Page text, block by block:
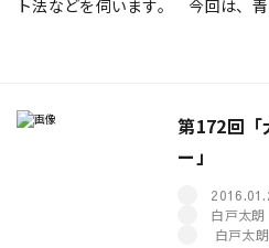
ト法などを伺います。 今回は、
第172回「
ー」
白戸太朗
白戸太